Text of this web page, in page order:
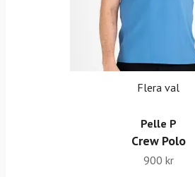
Flera val
Pelle P
Crew Polo
900 kr